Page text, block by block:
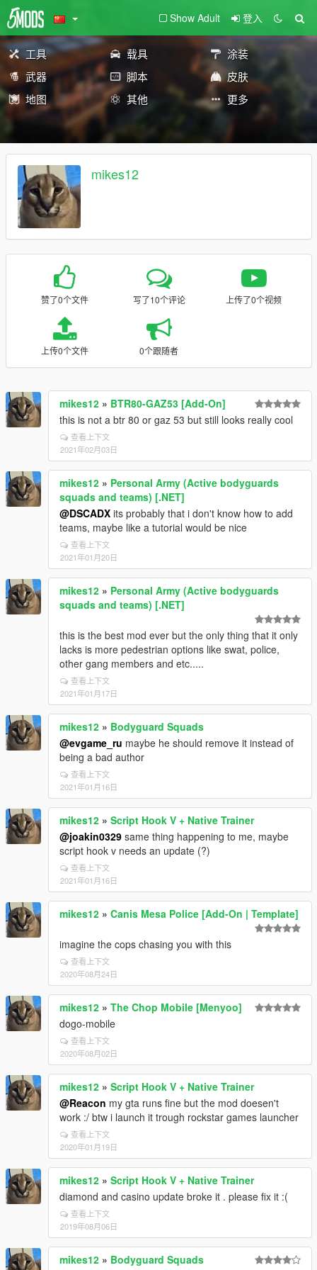
Show Adult 登入
工具 载具
涂装
武器
脚本
皮肤
地图
其他 更多
mikes12
赞了0个文件 写了10个评论 上传了0个视频
上传0个文件 0个跟随者
mikes12 » BTR80-GAZ53 [Add-On]
this is not a btr 80 or gaz 53 but still looks really cool
查看上下文
2021年02月03日
mikes12 » Personal Army (Active bodyguards
squads and teams) [.NET]
@DSCADX its probably that i don't know how to add
teams, maybe like a tutorial would be nice
查看上下文
2021年01月20日
mikes12 » Personal Army (Active bodyguards
squads and teams) [.NET]
this is the best mod ever but the only thing that it only
lacks is more pedestrian options like swat, police,
other gang members and etc.....
查看上下文
2021年01月17日
mikes12 » Bodyguard Squads
@evgame_ru maybe he should remove it instead of
being a bad author
查看上下文
2021年01月16日
mikes12 » Script Hook V + Native Trainer
@joakin0329 same thing happening to me, maybe
script hook v needs an update (?)
查看上下文
2021年01月16日
mikes12 » Canis Mesa Police [Add-On | Template]
imagine the cops chasing you with this
查看上下文
2020年08月24日
mikes12 » The Chop Mobile [Menyoo]
dogo-mobile
查看上下文
2020年08月02日
mikes12 » Script Hook V + Native Trainer
@Reacon my gta runs fine but the mod doesen't
work :/ btw i launch it trough rockstar games launcher
查看上下文
2020年01月19日
mikes12 » Script Hook V + Native Trainer
diamond and casino update broke it . please fix it :(
查看上下文
2019年08月06日
mikes12 » Bodyguard Squads